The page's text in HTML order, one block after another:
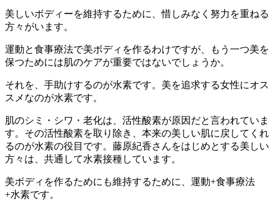
美しいボディーを維持するために、惜しみなく努力を重ねる
方々がいます。
運動と食事療法で美ボディを作るわけですが、もう一つ美を
保つためには肌のケアが重要ではないでしょうか。
それを、手助けするのが水素です。美を追求する女性にオス
スメなのが水素です。
肌のシミ・シワ・老化は、活性酸素が原因だと言われていま
す。その活性酸素を取り除き、本来の美しい肌に戻してくれ
るのが水素の役目です。藤原紀香さんをはじめとする美しい
方々は、共通して水素接種しています。
美ボディを作るためにも維持するために、運動+食事療法
+水素です。